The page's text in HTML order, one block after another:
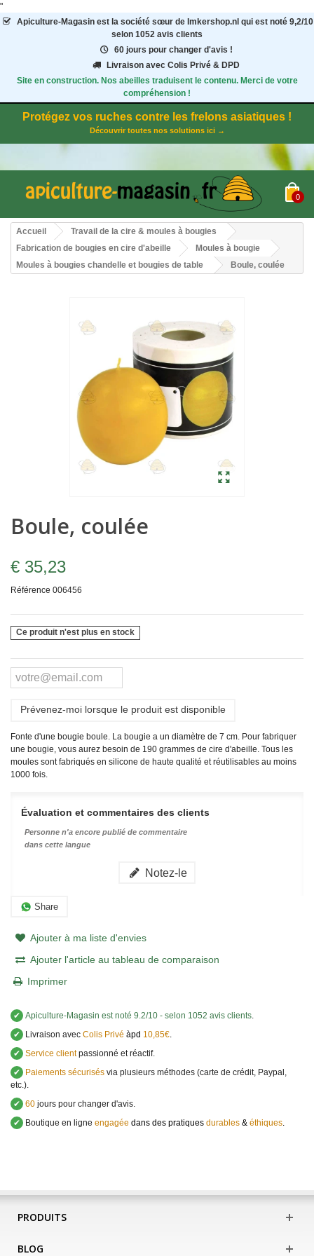
"
Apiculture-Magasinest la société sœur de Imkershop.nl qui est noté 9,2/10
selon 1052 avis clients
60 jours pour changer d'avis !
Livraison avec Colis Privé & DPD
Site en construction. Nos abeilles traduisent le contenu. Merci de votre
compréhension !
Protégez vos ruches contre les frelons asiatiques !
Découvrir toutes nos solutions ici →
0
Accueil
Travail de la cire & moules à bougies
Fabrication de bougies en cire d'abeille
Moules à bougie
Moules à bougies chandelle et bougies de table
Boule, coulée
Boule, coulée
€ 35,23
Référence 006456
Ce produit n'est plus en stock
Prévenez-moi lorsque le produit est disponible
Fonte d'une bougie boule. La bougie a un diamètre de 7 cm. Pour fabriquer
une bougie, vous aurez besoin de 190 grammes de cire d'abeille. Tous les
moules sont fabriqués en silicone de haute qualité et réutilisables au moins
1000 fois.
Évaluation et commentaires des clients
Personne n'a encore publié de commentaire
dans cette langue
Notez-le
Share
Ajouter à ma liste d'envies
Ajouter l'article au tableau de comparaison
Imprimer
✔ Apiculture-Magasin est noté 9.2/10 - selon 1052 avis clients.
✔
Livraison avec Colis Privé àpd 10,85€.
✔ Service clientpassionné et réactif.
✔
Paiements sécurisés via plusieurs méthodes (carte de crédit, Paypal,
etc.).
✔ 60 jours pour changer d'avis.
✔
Boutique en ligne engagée dans des pratiques durables & éthiques.
PRODUITS
BLOG